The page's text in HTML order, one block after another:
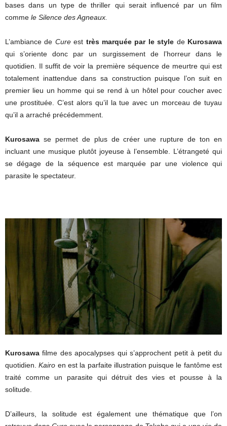
bases dans un type de thriller qui serait influencé par un film
comme le Silence des Agneaux.
L’ambiance de Cureest très marquée par le style de Kurosawa
qui s’oriente donc par un surgissement de l’horreur dans le
quotidien. Il suffit de voir la première séquence de meurtre qui est
totalement inattendue dans sa construction puisque l’on suit en
premier lieu un homme qui se rend à un hôtel pour coucher avec
une prostituée. C’est alors qu’il la tue avec un morceau de tuyau
qu’il a arraché précédemment.
Kurosawa se permet de plus de créer une rupture de ton en
incluant une musique plutôt joyeuse à l’ensemble. L’étrangeté qui
se dégage de la séquence est marquée par une violence qui
parasite le spectateur.
Kurosawa filme des apocalypses qui s’approchent petit à petit du
quotidien.Kairo en est la parfaite illustration puisque le fantôme est
traité comme un parasite qui détruit des vies et pousse à la
solitude.
D’ailleurs, la solitude est également une thématique que l’on